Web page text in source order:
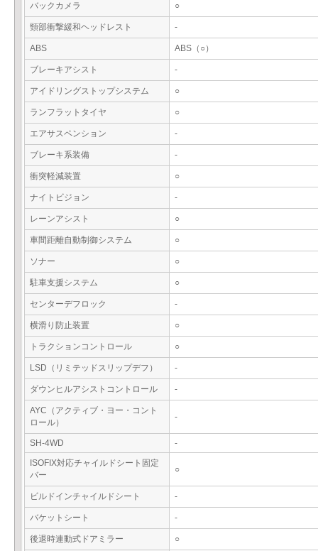
バックカメラ ○
頸部衝撃緩和ヘッドレスト -
ABS ABS（○）
ブレーキアシスト -
アイドリングストップシステム ○
ランフラットタイヤ ○
エアサスペンション -
ブレーキ系装備 -
衝突軽減装置 ○
ナイトビジョン -
レーンアシスト ○
車間距離自動制御システム ○
ソナー ○
駐車支援システム ○
センターデフロック -
横滑り防止装置 ○
トラクションコントロール ○
LSD（リミテッドスリップデフ） -
ダウンヒルアシストコントロール -
AYC（アクティブ・ヨー・コント
ロール）
-
SH-4WD
-
ISOFIX対応チャイルドシート固定
バー
○
ビルドインチャイルドシート -
バケットシート -
後退時連動式ドアミラー ○